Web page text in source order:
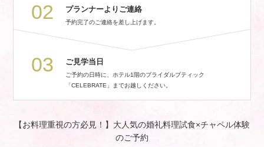
02 プランナーよりご連絡
予約完了のご連絡を差し上げます。
03 ご見学当日
ご予約の日時に、ホテル1階のブライダルブティック
「CELEBRATE」までお越しください。
【お料理重視の方必見！】大人気の婚礼料理試食×チャペル体験
のご予約